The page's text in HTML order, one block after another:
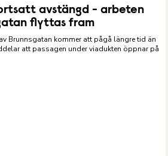
avstängd - arbeten
flyttas fram
Brunnsgatan kommer att pågå längre tid än
att passagen under viadukten öppnar på